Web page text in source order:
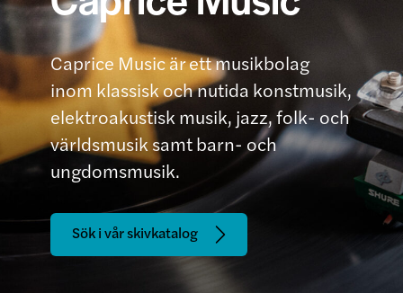
Caprice Music är ett musikbolag
inom klassisk och nutida konstmusik,
elektroakustisk musik, jazz, folk- och
världsmusik samt barn- och
ungdomsmusik.
Sök i vår skivkatalog